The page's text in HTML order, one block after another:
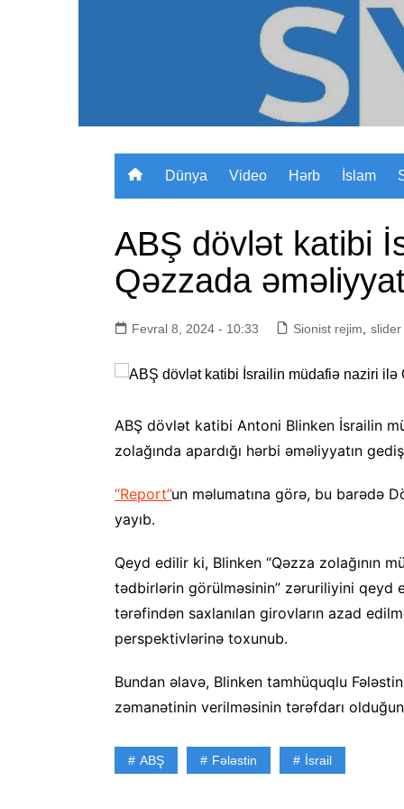
Dünya Video Hərb İslam
ABŞ dövlət katibi
Qəzzada
Fevral 8, 2024 - 10:33 Sionist rejim slider
ABŞ dövlət katibi Antoni Blinken İsrailin
zolağında apardığı hərbi əməliyyatın
“Report”un məlumatına görə, bu barədə
yayıb.
Qeyd edilir ki, Blinken “Qəzza zolağının
tədbirlərin görülməsinin” zəruriliyini qeyd
tərəfindən saxlanılan girovların azad
perspektivlərinə toxunub.
Bundan əlavə, Blinken tamhüquqlu
zəmanətinin verilməsinin tərəfdarı
ABŞ Fələstin İsrail